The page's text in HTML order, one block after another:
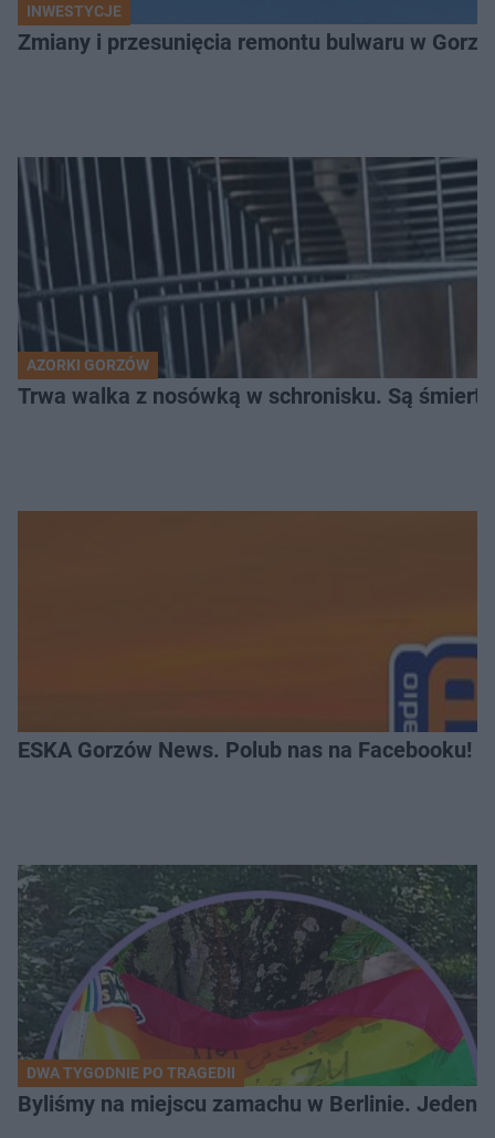
INWESTYCJE
Zmiany i przesunięcia remontu bulwaru w
AZORKI GORZÓW
Trwa walka z nosówką w schronisku. Są
ESKA Gorzów News. Polub nas na Facebooku!
DWA TYGODNIE PO TRAGEDII
Byliśmy na miejscu zamachu w Berlinie. Jeden